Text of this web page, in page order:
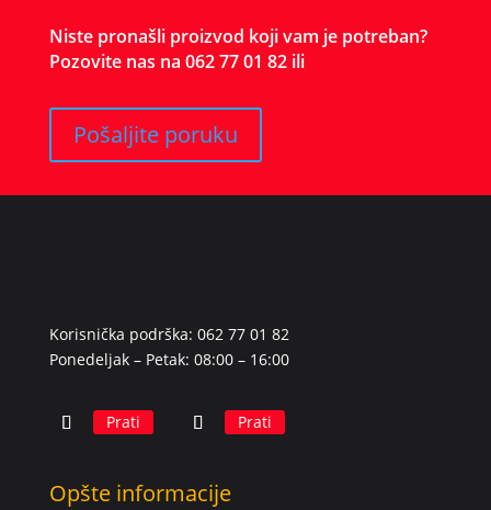
Niste pronašli proizvod koji vam je potreban?
Pozovite nas na 062 77 01 82 ili
Pošaljite poruku
Korisnička podrška: 062 77 01 82
Ponedeljak – Petak: 08:00 – 16:00
Prati Prati
Opšte informacije